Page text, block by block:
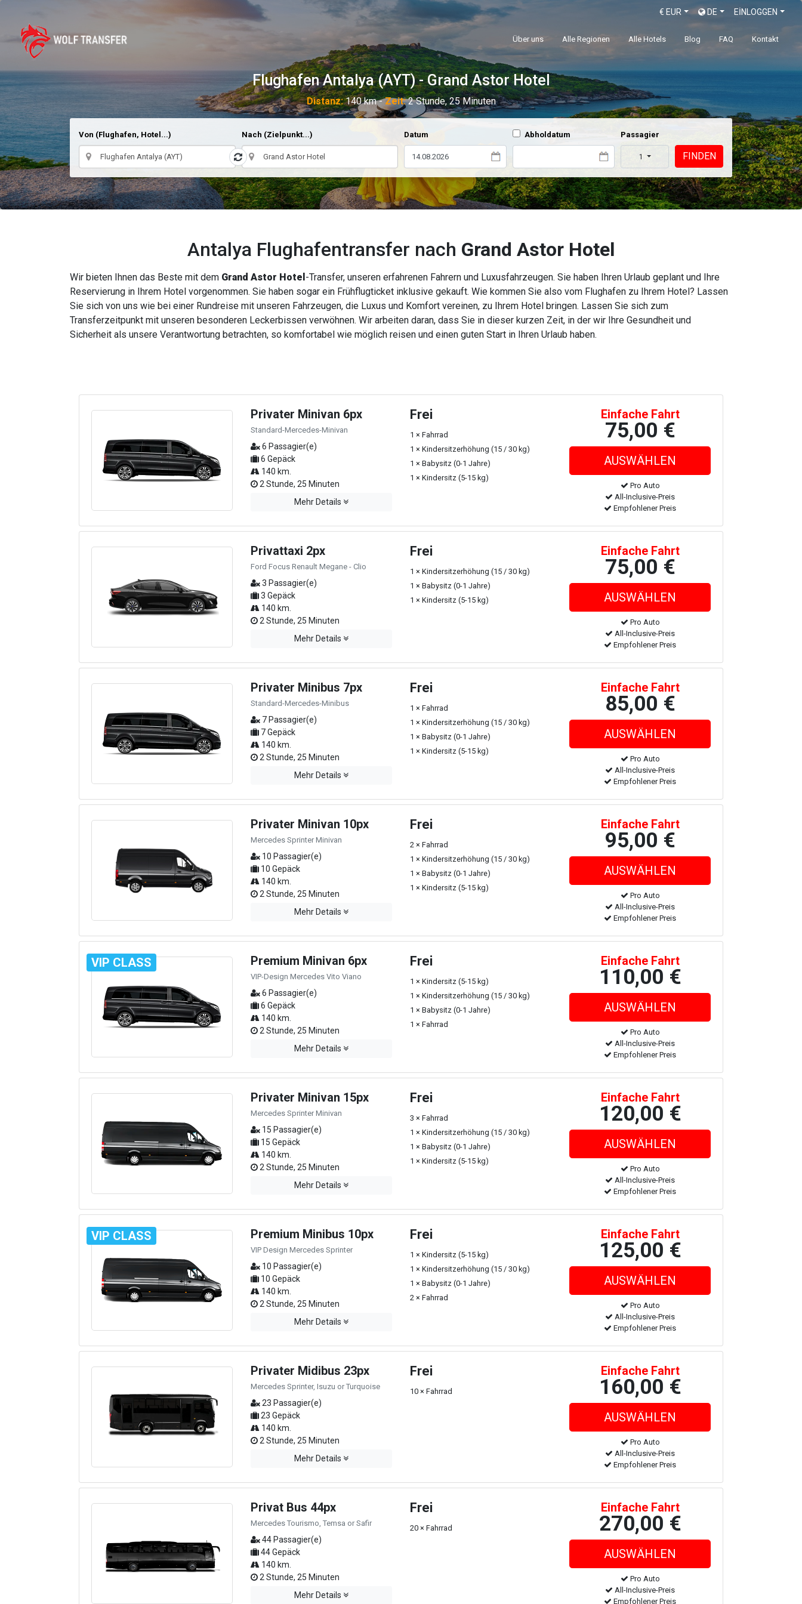
EİNLOGGEN
DE
€ EUR
Über uns Alle Regionen Alle Hotels Blog FAQ Kontakt
Flughafen Antalya (AYT) - Grand Astor Hotel
Distanz:140 km -Zeit:2 Stunde, 25 Minuten
Von (Flughafen, Hotel...) Nach (Zielpunkt...) Datum Abholdatum Passagier
1 FINDEN
Antalya Flughafentransfer nach Grand Astor Hotel
Wir bieten Ihnen das Beste mit dem Grand Astor Hotel -Transfer, unseren erfahrenen Fahrern und Luxusfahrzeugen. Sie haben Ihren Urlaub geplant und Ihre
Reservierung in Ihrem Hotel vorgenommen. Sie haben sogar ein Frühflugticket inklusive gekauft. Wie kommen Sie also vom Flughafen zu Ihrem Hotel? Lassen
Sie sich von uns wie bei einer Rundreise mit unseren Fahrzeugen, die Luxus und Komfort vereinen, zu Ihrem Hotel bringen. Lassen Sie sich zum
Transferzeitpunkt mit unseren besonderen Leckerbissen verwöhnen. Wir arbeiten daran, dass Sie in dieser kurzen Zeit, in der wir Ihre Gesundheit und
Sicherheit als unsere Verantwortung betrachten, so komfortabel wie möglich reisen und einen guten Start in Ihren Urlaub haben.
Privater Minivan 6px
Standard-Mercedes-Minivan
6 Passagier(e)
6 Gepäck
140 km.
2 Stunde, 25 Minuten
Mehr Details
Frei
1 × Fahrrad
1 × Kindersitzerhöhung (15 / 30 kg)
1 × Babysitz (0-1 Jahre)
1 × Kindersitz (5-15 kg)
Einfache Fahrt
75,00 €
Pro Auto
All-Inclusive-Preis
Empfohlener Preis
Privattaxi 2px
Ford Focus Renault Megane - Clio
3 Passagier(e)
3 Gepäck
140 km.
2 Stunde, 25 Minuten
Mehr Details
Frei
1 × Kindersitzerhöhung (15 / 30 kg)
1 × Babysitz (0-1 Jahre)
1 × Kindersitz (5-15 kg)
Einfache Fahrt
75,00 €
Pro Auto
All-Inclusive-Preis
Empfohlener Preis
Privater Minibus 7px
Standard-Mercedes-Minibus
7 Passagier(e)
7 Gepäck
140 km.
2 Stunde, 25 Minuten
Mehr Details
Frei
1 × Fahrrad
1 × Kindersitzerhöhung (15 / 30 kg)
1 × Babysitz (0-1 Jahre)
1 × Kindersitz (5-15 kg)
Einfache Fahrt
85,00 €
Pro Auto
All-Inclusive-Preis
Empfohlener Preis
Privater Minivan 10px
Mercedes Sprinter Minivan
10 Passagier(e)
10 Gepäck
140 km.
2 Stunde, 25 Minuten
Mehr Details
Frei
2 × Fahrrad
1 × Kindersitzerhöhung (15 / 30 kg)
1 × Babysitz (0-1 Jahre)
1 × Kindersitz (5-15 kg)
Einfache Fahrt
95,00 €
Pro Auto
All-Inclusive-Preis
Empfohlener Preis
VIP CLASS Premium Minivan 6px
VIP-Design Mercedes Vito Viano
6 Passagier(e)
6 Gepäck
140 km.
2 Stunde, 25 Minuten
Mehr Details
Frei
1 × Kindersitz (5-15 kg)
1 × Kindersitzerhöhung (15 / 30 kg)
1 × Babysitz (0-1 Jahre)
1 × Fahrrad
Einfache Fahrt
110,00 €
Pro Auto
All-Inclusive-Preis
Empfohlener Preis
Privater Minivan 15px
Mercedes Sprinter Minivan
15 Passagier(e)
15 Gepäck
140 km.
2 Stunde, 25 Minuten
Mehr Details
Frei
3 × Fahrrad
1 × Kindersitzerhöhung (15 / 30 kg)
1 × Babysitz (0-1 Jahre)
1 × Kindersitz (5-15 kg)
Einfache Fahrt
120,00 €
Pro Auto
All-Inclusive-Preis
Empfohlener Preis
VIP CLASS Premium Minibus 10px
VIP Design Mercedes Sprinter
10 Passagier(e)
10 Gepäck
140 km.
2 Stunde, 25 Minuten
Mehr Details
Frei
1 × Kindersitz (5-15 kg)
1 × Kindersitzerhöhung (15 / 30 kg)
1 × Babysitz (0-1 Jahre)
2 × Fahrrad
Einfache Fahrt
125,00 €
Pro Auto
All-Inclusive-Preis
Empfohlener Preis
Privater Midibus 23px
Mercedes Sprinter, Isuzu or Turquoise
23 Passagier(e)
23 Gepäck
140 km.
2 Stunde, 25 Minuten
Mehr Details
Frei
10 × Fahrrad
Einfache Fahrt
160,00 €
Pro Auto
All-Inclusive-Preis
Empfohlener Preis
Privat Bus 44px
Mercedes Tourismo, Temsa or Safir
44 Passagier(e)
44 Gepäck
140 km.
2 Stunde, 25 Minuten
Mehr Details
Frei
20 × Fahrrad
Einfache Fahrt
270,00 €
Pro Auto
All-Inclusive-Preis
Empfohlener Preis